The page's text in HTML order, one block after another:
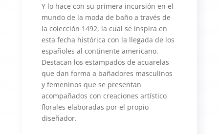
Y lo hace con su primera incursión en el
mundo de la moda de baño a través de
la colección 1492, la cual se inspira en
esta fecha histórica con la llegada de los
españoles al continente americano.
Destacan los estampados de acuarelas
que dan forma a bañadores masculinos
y femeninos que se presentan
acompañados con creaciones artístico
florales elaboradas por el propio
diseñador.